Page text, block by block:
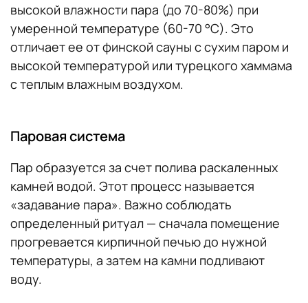
высокой влажности пара (до 70-80%) при
умеренной температуре (60-70 °C). Это
отличает ее от финской сауны с сухим паром и
высокой температурой или турецкого хаммама
с теплым влажным воздухом.
Паровая система
Пар образуется за счет полива раскаленных
камней водой. Этот процесс называется
«задавание пара». Важно соблюдать
определенный ритуал — сначала помещение
прогревается кирпичной печью до нужной
температуры, а затем на камни подливают
воду.